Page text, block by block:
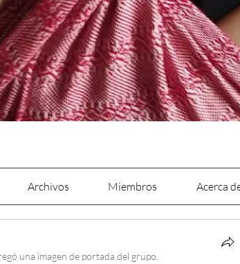
Archivos Miembros Acerca
una imagen de portada del grupo.